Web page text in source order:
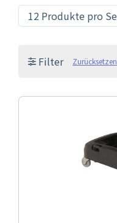
Filter Zurücksetzen